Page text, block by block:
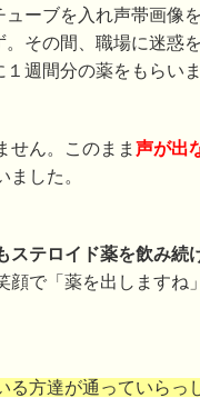
ーブを入れ声帯画像
その間、職場に迷惑
１週間分の薬をもらいま
せん。このまま 声が出
した。
ステロイド薬を飲み続
顔で「薬を出しますね
る方達が通っていらっ